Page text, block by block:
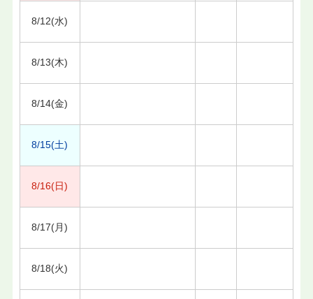
8/12(水)
8/13(木)
8/14(金)
8/15(土)
8/16(日)
8/17(月)
8/18(火)